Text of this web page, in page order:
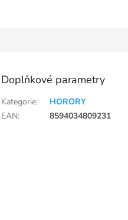
Doplňkové parametry
Kategorie:
HORORY
EAN: 8594034809231